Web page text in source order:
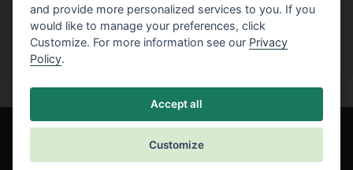
and provide more personalized services to you. If you
would like to manage your preferences, click
Customize. For more information see our Privacy
Policy.
Accept all
Customize